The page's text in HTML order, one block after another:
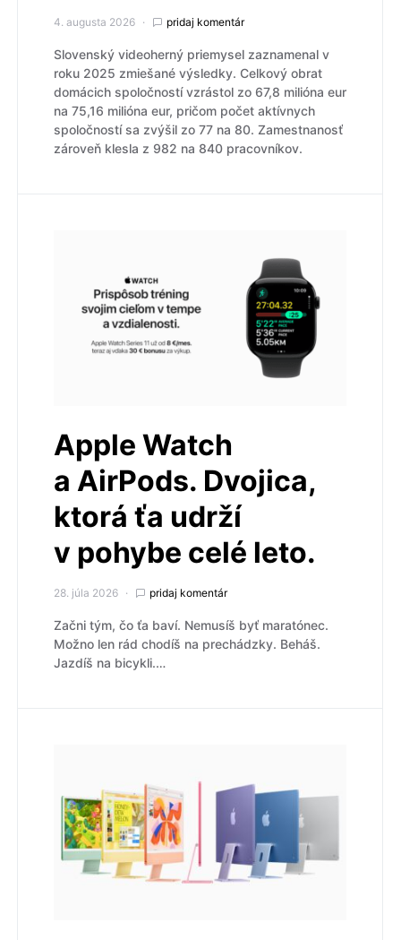
4. augusta 2026 pridaj komentár
Slovenský videoherný priemysel zaznamenal v
roku 2025 zmiešané výsledky. Celkový obrat
domácich spoločností vzrástol zo 67,8 milióna eur
na 75,16 milióna eur, pričom počet aktívnych
spoločností sa zvýšil zo 77 na 80. Zamestnanosť
zároveň klesla z 982 na 840 pracovníkov.
Apple Watch
a AirPods. Dvojica,
ktorá ťa udrží
v pohybe celé leto.
28. júla 2026 pridaj komentár
Začni tým, čo ťa baví. Nemusíš byť maratónec.
Možno len rád chodíš na prechádzky. Beháš.
Jazdíš na bicykli.…